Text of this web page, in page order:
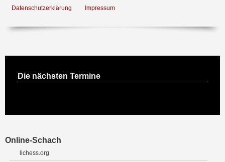
Datenschutzerklärung Impressum
Die nächsten Termine
Online-Schach
lichess.org